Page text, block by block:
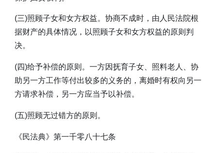
(三)照顾子女和女方权益。协商不成时，由人民法院根
据财产的具体情况，以照顾子女和女方权益的原则判
决。
(四)给予补偿的原则。一方因抚育子女、照料老人、协
助另一方工作等付出较多的义务的，离婚时有权向另一
方请求补偿，另一方应当予以补偿。
(五)照顾无过错方的原则。
《民法典》第一千零八十七条